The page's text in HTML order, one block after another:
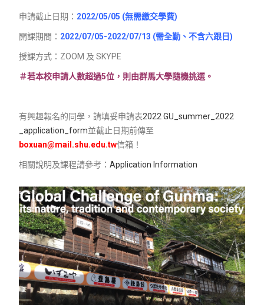
申請截止日期： 2022/05/05 (無需繳交學費)
開課期間： 2022/07/05-2022/07/13 (需全勤、不含六跟日)
授課方式：ZOOM 及 SKYPE
＃若本校申請人數超過5位，則由群馬大學隨機挑選。
有興趣報名的同學，請填妥申請表2022 GU_summer_2022
_application_form並截止日期前傳至
boxuan@mail.shu.edu.tw信箱！
相關說明及課程請參考： Application Information